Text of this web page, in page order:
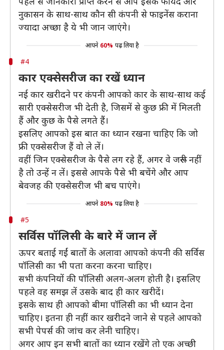
नुकासन के साथ-साथ कौन सी कंपनी से फाइनेंस कराना
ज्यादा अच्छा है ये भी जान जाएंगे।
आपने 60% पढ़ लिया है
#4
कार एक्सेसरीज का रखें ध्यान
नई कार खरीदने पर कंपनी आपको कार के साथ-साथ कई
सारी एक्सेसरीज भी देती है, जिसमें से कुछ फ्री में मिलती
हैं और कुछ के पैसे लगते हैं।
इसलिए आपको इस बात का ध्यान रखना चाहिए कि जो
फ्री एक्सेसरीज हैं वो ले लें।
वहीं जिन एक्सेसरीज के पैसे लग रहे हैं, अगर वे जरूरी नहीं
है तो उन्हें न लें। इससे आपके पैसे भी बचेंगे और आप
बेवजह की एक्सेसरीज भी बच पाएंगे।
आपने 80% पढ़ लिया है
#5
सर्विस पॉलिसी के बारे में जान लें
ऊपर बताई गईं बातों के अलावा आपको कंपनी की सर्विस
पॉलिसी का भी पता करना करना चाहिए।
सभी कंपनियों की पॉलिसी अलग-अलग होती है। इसलिए
पहले वह समझ लें उसके बाद ही कार खरीदें।
इसके साथ ही आपको बीमा पॉलिसी का भी ध्यान देना
चाहिए। इतना ही नहीं कार खरीदने जाने से पहले आपको
सभी पेपर्स की जांच कर लेनी चाहिए।
अगर आप इन सभी बातों का ध्यान रखेंगे तो एक अच्छी